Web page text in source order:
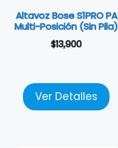
Altavoz Bose S1PRO PA
Multi-Posición (Sin Pila)
$13,900
Ver Detalles